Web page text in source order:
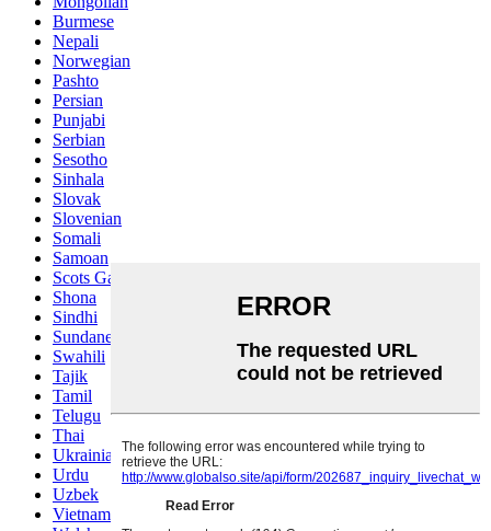
Burmese
Nepali
Norwegian
Pashto
Persian
Punjabi
Serbian
Sesotho
Sinhala
Slovak
Slovenian
Somali
Samoan
Scots Gaelic
Shona
Sindhi
Sundanese
Swahili
Tajik
Tamil
Telugu
Thai
Ukrainian
Urdu
Uzbek
Vietnamese